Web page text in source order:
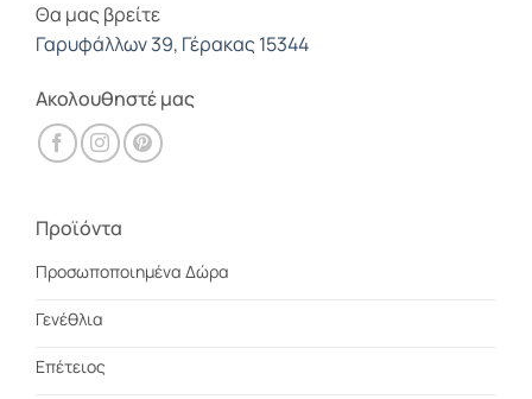
Θα μας βρείτε
Γαρυφάλλων 39, Γέρακας 15344
Ακολουθηστέ μας
Προϊόντα
Προσωποποιημένα Δώρα
Γενέθλια
Επέτειος